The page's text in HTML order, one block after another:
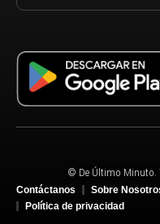
© De Último Minuto.
Contáctanos
Sobre
Política de privacidad